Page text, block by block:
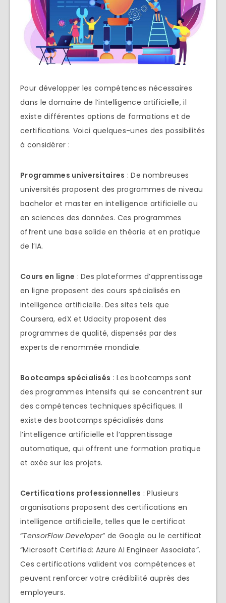
Pour développer les compétences nécessaires
dans le domaine de l’intelligence artificielle, il
existe différentes options de formations et de
certifications. Voici quelques-unes des possibilités
à considérer :
Programmes universitaires : De nombreuses
universités proposent des programmes de niveau
bachelor et master en intelligence artificielle ou
en sciences des données. Ces programmes
offrent une base solide en théorie et en pratique
de l’IA.
Cours en ligne : Des plateformes d’apprentissage
en ligne proposent des cours spécialisés en
intelligence artificielle. Des sites tels que
Coursera, edX et Udacity proposent des
programmes de qualité, dispensés par des
experts de renommée mondiale.
Bootcamps spécialisés : Les bootcamps sont
des programmes intensifs qui se concentrent sur
des compétences techniques spécifiques. Il
existe des bootcamps spécialisés dans
l’intelligence artificielle et l’apprentissage
automatique, qui offrent une formation pratique
et axée sur les projets.
Certifications professionnelles : Plusieurs
organisations proposent des certifications en
intelligence artificielle, telles que le certificat
“TensorFlow Developer” de Google ou le certificat
“Microsoft Certified: Azure AI Engineer Associate”.
Ces certifications valident vos compétences et
peuvent renforcer votre crédibilité auprès des
employeurs.